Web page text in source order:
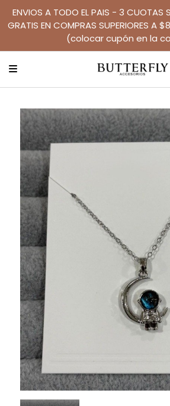
ENVIOS A TODO EL PAIS - 3 CUOTAS
GRATIS EN COMPRAS SUPERIORES A
(colocar cupón en la